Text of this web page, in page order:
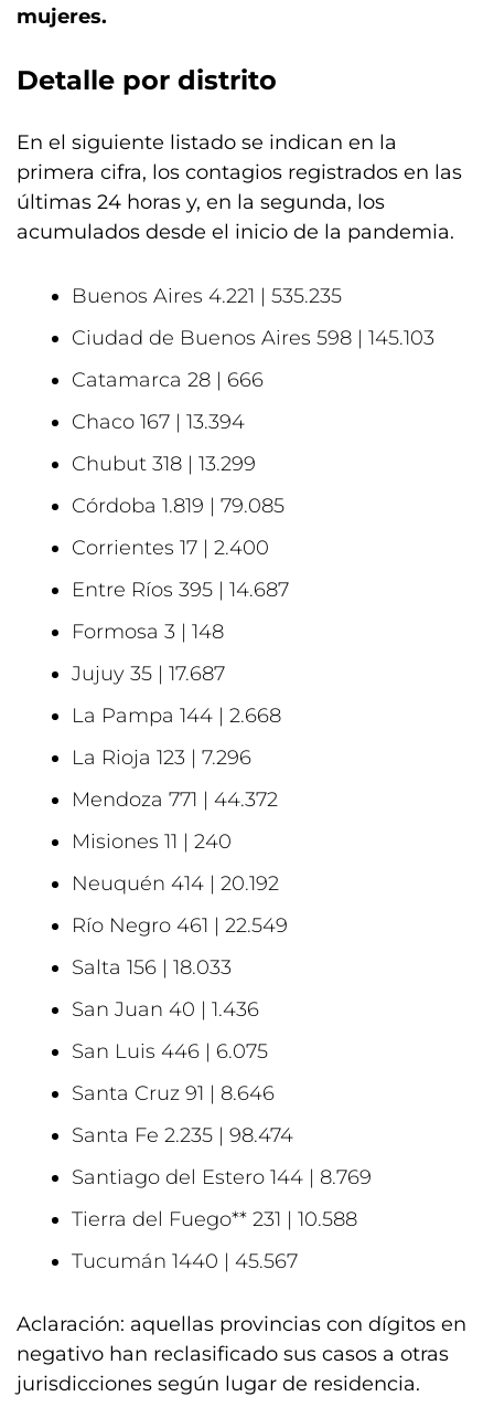
mujeres.
Detalle por distrito
En el siguiente listado se indican en la
primera cifra, los contagios registrados en las
últimas 24 horas y, en la segunda, los
acumulados desde el inicio de la pandemia.
Buenos Aires 4.221 | 535.235
Ciudad de Buenos Aires 598 | 145.103
Catamarca 28 | 666
Chaco 167 | 13.394
Chubut 318 | 13.299
Córdoba 1.819 | 79.085
Corrientes 17 | 2.400
Entre Ríos 395 | 14.687
Formosa 3 | 148
Jujuy 35 | 17.687
La Pampa 144 | 2.668
La Rioja 123 | 7.296
Mendoza 771 | 44.372
Misiones 11 | 240
Neuquén 414 | 20.192
Río Negro 461 | 22.549
Salta 156 | 18.033
San Juan 40 | 1.436
San Luis 446 | 6.075
Santa Cruz 91 | 8.646
Santa Fe 2.235 | 98.474
Santiago del Estero 144 | 8.769
Tierra del Fuego** 231 | 10.588
Tucumán 1440 | 45.567
Aclaración: aquellas provincias con dígitos en
negativo han reclasificado sus casos a otras
jurisdicciones según lugar de residencia.